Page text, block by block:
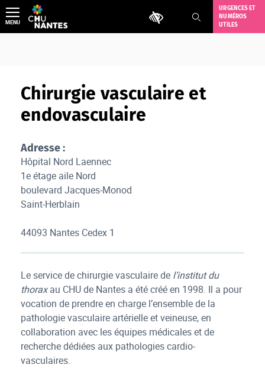
Aller
au
contenu
Outils d'accessibilité
URGENCES ET
NUMÉROS
UTILES
MENU
Chirurgie vasculaire et
endovasculaire
Adresse :
Hôpital Nord Laennec
1e étage aile Nord
boulevard Jacques-Monod
Saint-Herblain
44093 Nantes Cedex 1
Le service de chirurgie vasculaire de l’institut du
thoraxau CHU de Nantes a été créé en 1998. Il a pour
vocation de prendre en charge l’ensemble de la
pathologie vasculaire artérielle et veineuse, en
collaboration avec les équipes médicales et de
recherche dédiées aux pathologies cardio-
vasculaires.